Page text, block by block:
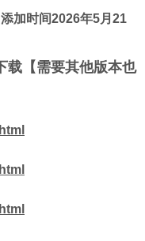
加时间2026年5月21
【需要其他版本也